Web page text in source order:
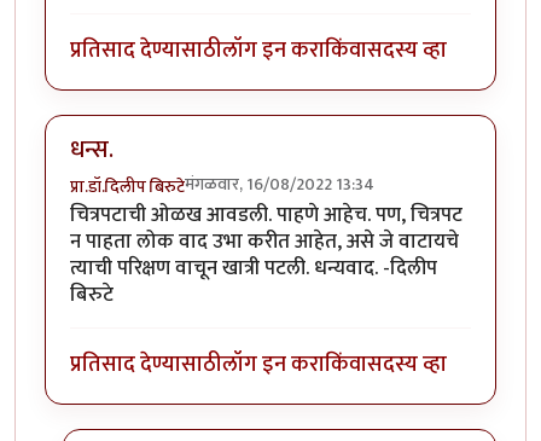
प्रतिसाद देण्यासाठीलॉग इन कराकिंवासदस्य व्हा
धन्स.
प्रा.डॉ.दिलीप बिरुटेमंगळवार, 16/08/2022 13:34
चित्रपटाची ओळख आवडली. पाहणे आहेच. पण, चित्रपट
न पाहता लोक वाद उभा करीत आहेत, असे जे वाटायचे
त्याची परिक्षण वाचून खात्री पटली. धन्यवाद. -दिलीप
बिरुटे
प्रतिसाद देण्यासाठीलॉग इन कराकिंवासदस्य व्हा